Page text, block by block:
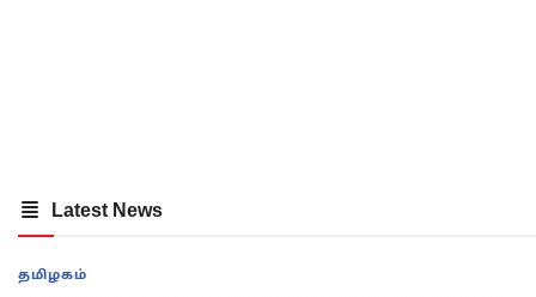
Latest News
தமிழகம்